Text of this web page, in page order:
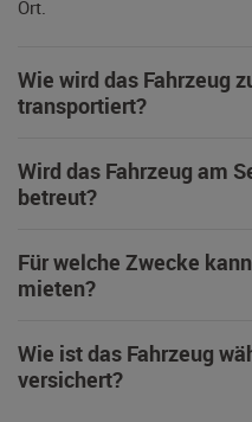
Ort.
Wie wird das Fahrzeug
transportiert?
Wird das Fahrzeug am
betreut?
Für welche Zwecke
mieten?
Wie ist das Fahrzeug
versichert?